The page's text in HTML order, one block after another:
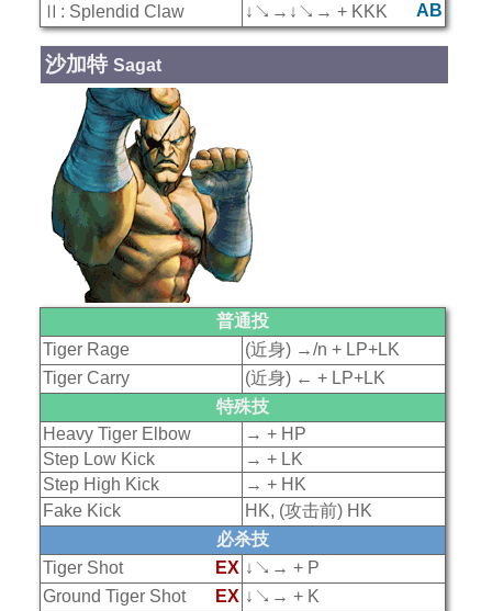
Ⅱ: Splendid Claw
AB
↓↘→↓↘→ + KKK
沙加特 Sagat
普通投
Tiger Rage
(近身) →/n + LP+LK
Tiger Carry
(近身) ← + LP+LK
特殊技
Heavy Tiger Elbow
→ + HP
Step Low Kick
→ + LK
Step High Kick
→ + HK
Fake Kick
HK, (攻击前) HK
必杀技
EX
Tiger Shot
↓↘→ + P
EX
Ground Tiger Shot ↓↘→ + K